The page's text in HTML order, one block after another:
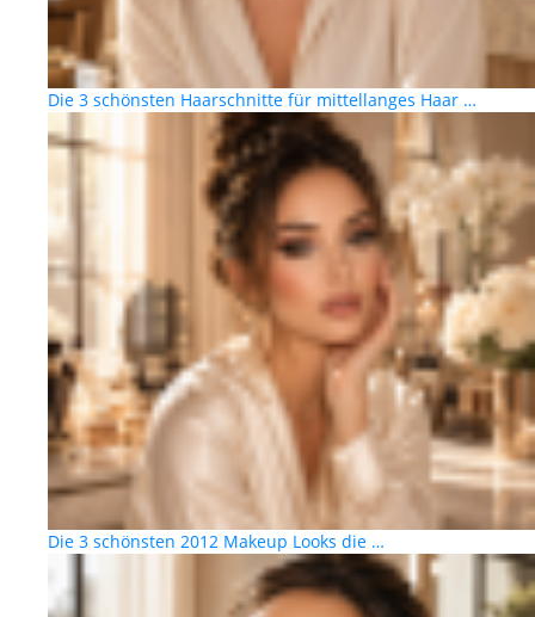
Die 3 schönsten Haarschnitte für mittellanges Haar …
Die 3 schönsten 2012 Makeup Looks die …